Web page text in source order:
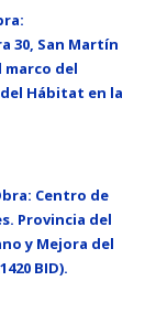
30, San Martín
marco del
Hábitat en la
Centro de
Provincia del
y Mejora del
BID).